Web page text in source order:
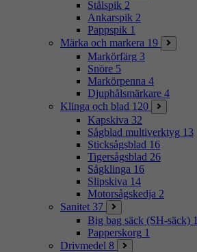
Stålspik 2
Ankarspik 2
Pappspik 1
Märka och markera 19
Markörfärg 3
Snöre 5
Markörpenna 4
Djuphålsmärkare 4
Klinga och blad 120
Kapskiva 32
Sågblad multiverktyg 13
Sticksågsblad 16
Tigersågsblad 26
Sågklinga 16
Slipskiva 14
Motorsågskedja 2
Sanitet 37
Big bag säck (SH-säck) 1
Papperskorg 1
Drivmedel 8